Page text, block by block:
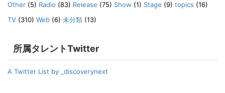
Other (5) Radio (83) Release (75) Show (1) Stage (9) topics (16)
TV (310) Web (6) 未分類 (13)
所属タレントTwitter
A Twitter List by _discoverynext